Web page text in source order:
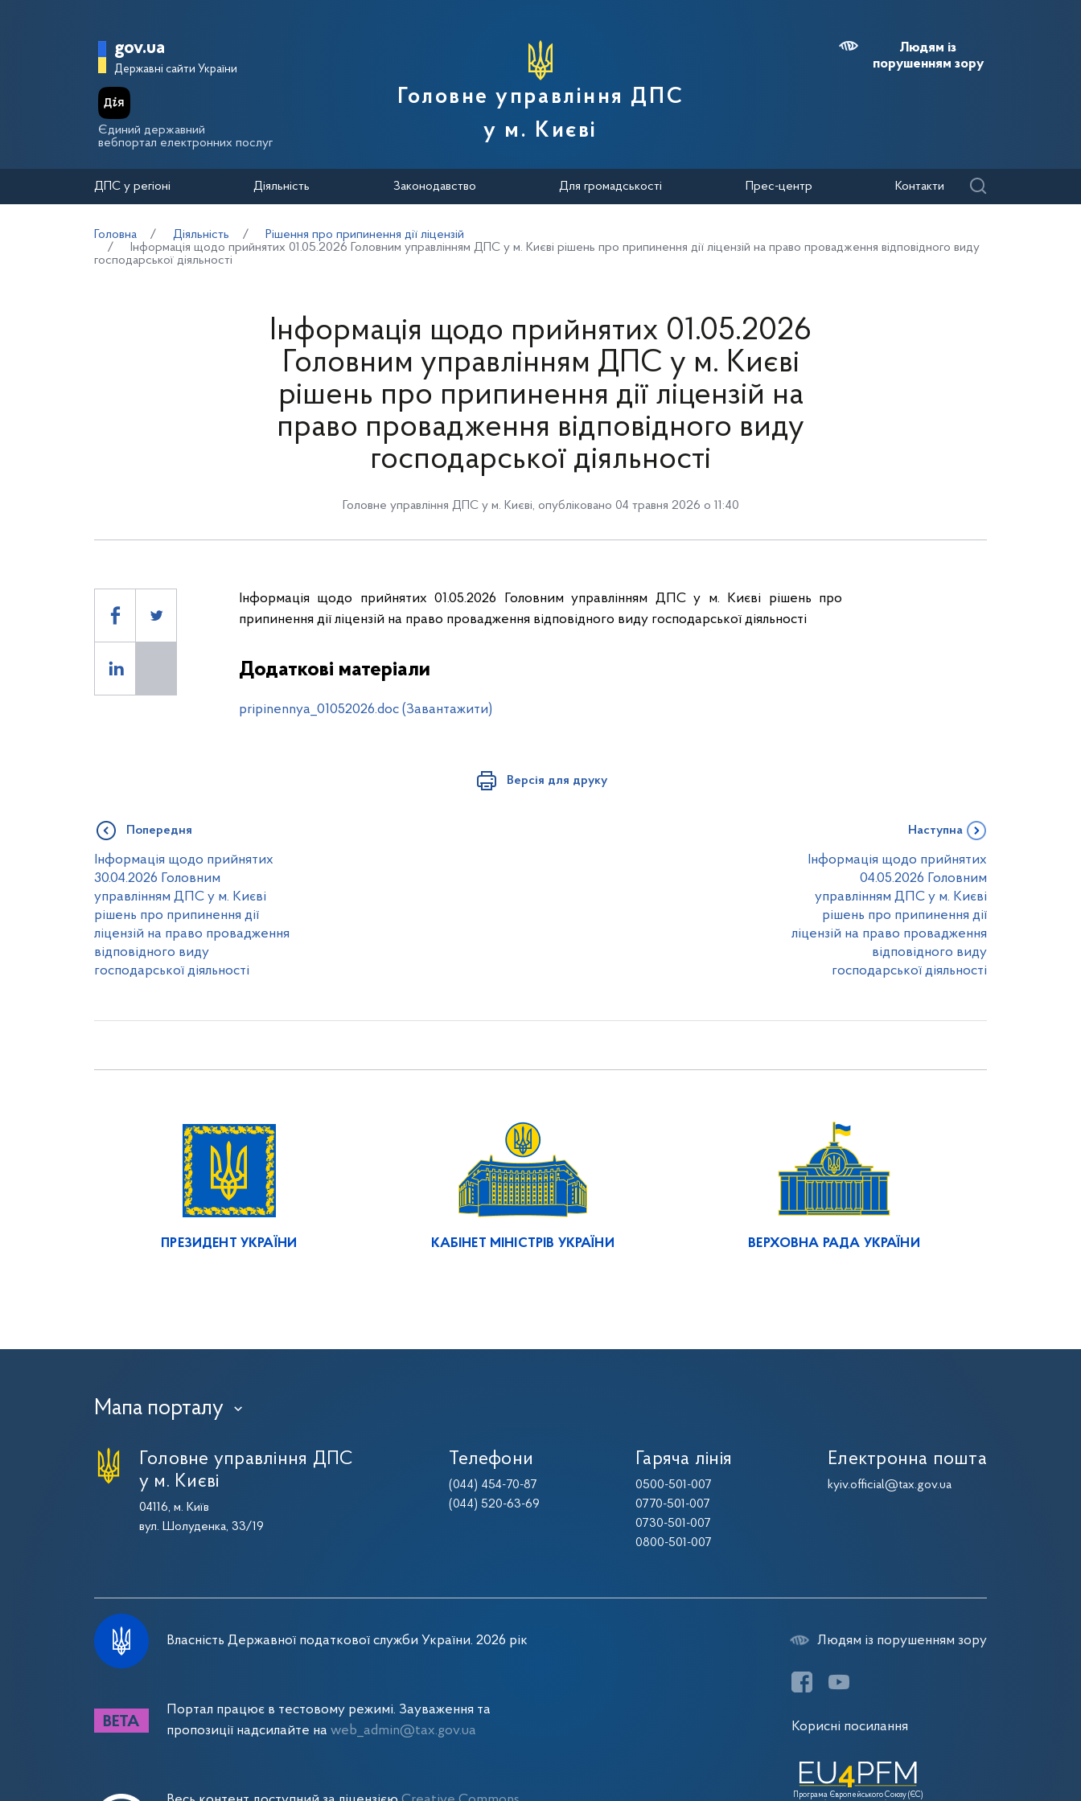
Головна сторінка Державної податкової служби України
gov.ua
Державні сайти України
Єдиний державний
вебпортал електронних послуг
Головне управління ДПС
у м. Києві
Людям із
порушенням зору
ДПС у регіоні Діяльність Законодавство Для громадськості Прес-центр Контакти
Головна Діяльність
Рішення про припинення дії ліцензій
Інформація щодо прийнятих 01.05.2026 Головним управлінням ДПС у м. Києві рішень про припинення дії ліцензій на право провадження відповідного виду
господарської діяльності
Інформація щодо прийнятих 01.05.2026
Головним управлінням ДПС у м. Києві
рішень про припинення дії ліцензій на
право провадження відповідного виду
господарської діяльності
Головне управління ДПС у м. Києві, опубліковано 04 травня 2026 о 11:40
Інформація щодо прийнятих 01.05.2026 Головним управлінням ДПС у м. Києві рішень про
припинення дії ліцензій на право провадження відповідного виду господарської діяльності
Додаткові матеріали
pripinennya_01052026.doc (Завантажити)
Версія для друку
Попередня
Інформація щодо прийнятих
30.04.2026 Головним
управлінням ДПС у м. Києві
рішень про припинення дії
ліцензій на право провадження
відповідного виду
господарської діяльності
Наступна
Інформація щодо прийнятих
04.05.2026 Головним
управлінням ДПС у м. Києві
рішень про припинення дії
ліцензій на право провадження
відповідного виду
господарської діяльності
ПРЕЗИДЕНТ УКРАЇНИ КАБІНЕТ МІНІСТРІВ УКРАЇНИ ВЕРХОВНА РАДА УКРАЇНИ
Мапа порталу ›
Головне управління ДПС
у м. Києві
04116, м. Київ
вул. Шолуденка, 33/19
Телефони
(044) 454-70-87
(044) 520-63-69
Гаряча лінія
0500-501-007
0770-501-007
0730-501-007
0800-501-007
Електронна пошта
kyiv.official@tax.gov.ua
Власність Державної податкової служби України. 2026 рік
Портал працює в тестовому режимі. Зауваження та
пропозиції надсилайте на web_admin@tax.gov.ua
Людям із порушенням зору
Корисні посилання
Програма Європейського Союзу (ЄС)